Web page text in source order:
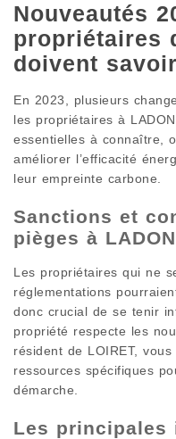
Nouveautés
propriétaires
doivent savoir
En 2023, plusieurs
les propriétaires à
essentielles à connaître,
améliorer l’efficacité
leur empreinte carbone.
Sanctions et
pièges à LADON
Les propriétaires qui ne
réglementations
donc crucial de se tenir
propriété respecte les
résident de LOIRET,
ressources spécifiques
démarche.
Les principales